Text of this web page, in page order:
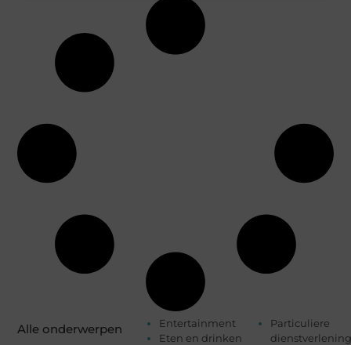
Alle onderwerpen
Entertainment
Eten en drinken
Particuliere
dienstverlening